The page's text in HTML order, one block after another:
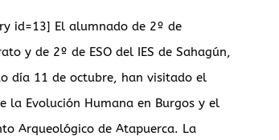
id=13] El alumnado de 2º de
y de 2º de ESO del IES de Sahagún,
día 11 de octubre, han visitado el
la Evolución Humana en Burgos y el
Arqueológico de Atapuerca. La